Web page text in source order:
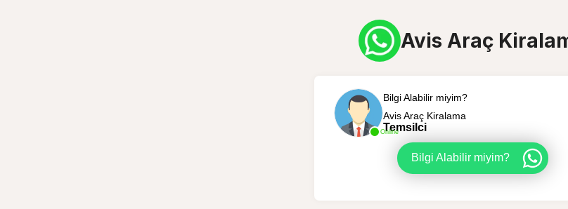
Avis Araç
Online
Bilgi Alabilir miyim?
Avis Araç Kiralama
Temsilci
Bilgi Alabilir miyim?